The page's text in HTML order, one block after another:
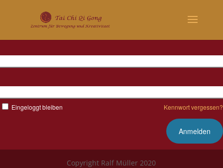
Eingeloggt bleiben Kennwort vergessen?
Copyright Ralf Müller 2020